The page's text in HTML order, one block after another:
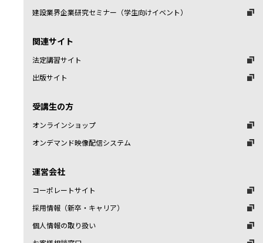
建設業界企業研究セミナー（学生向けイベント）
関連サイト
法定講習サイト
出版サイト
受講生の方
オンラインショップ
オンデマンド映像配信システム
運営会社
コーポレートサイト
採用情報（新卒・キャリア）
個人情報の取り扱い